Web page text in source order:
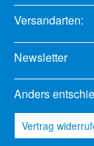
Versandarten:
Newsletter
Anders
Vertrag